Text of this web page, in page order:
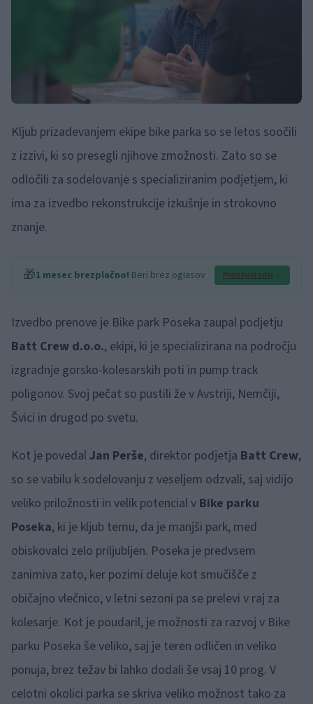
Kljub prizadevanjem ekipe bike parka so se letos soočili
z izzivi, ki so presegli njihove zmožnosti. Zato so se
odločili za sodelovanje s specializiranim podjetjem, ki
ima za izvedbo rekonstrukcije izkušnje in strokovno
znanje.
🎁1 mesec brezplačno! Beri brez oglasov Preizkusi zdaj
Izvedbo prenove je Bike park Poseka zaupal podjetju
Batt Crew d.o.o., ekipi, ki je specializirana na področju
izgradnje gorsko-kolesarskih poti in pump track
poligonov. Svoj pečat so pustili že v Avstriji, Nemčiji,
Švici in drugod po svetu.
Kot je povedal Jan Perše, direktor podjetja Batt Crew,
so se vabilu k sodelovanju z veseljem odzvali, saj vidijo
veliko priložnosti in velik potencial v Bike parku
Poseka, ki je kljub temu, da je manjši park, med
obiskovalci zelo priljubljen. Poseka je predvsem
zanimiva zato, ker pozimi deluje kot smučišče z
običajno vlečnico, v letni sezoni pa se prelevi v raj za
kolesarje. Kot je poudaril, je možnosti za razvoj v Bike
parku Poseka še veliko, saj je teren odličen in veliko
ponuja, brez težav bi lahko dodali še vsaj 10 prog. V
celotni okolici parka se skriva veliko možnost tako za